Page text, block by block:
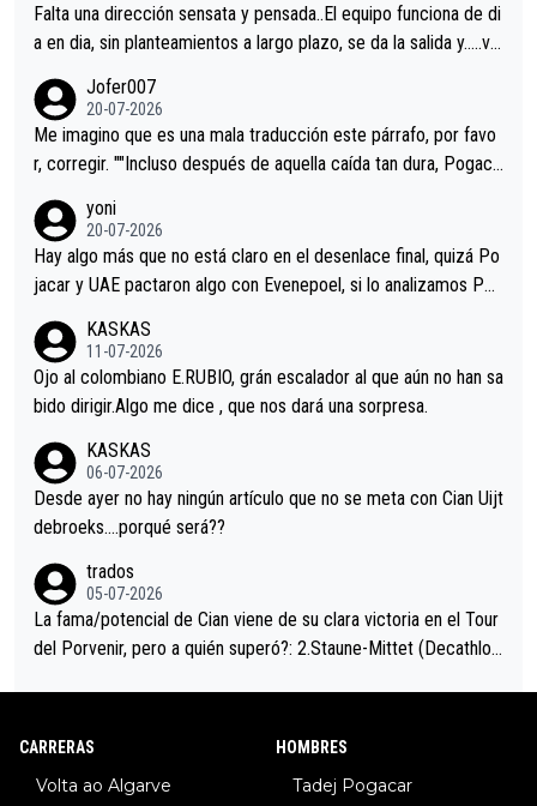
Falta una dirección sensata y pensada..El equipo funciona de di
a en dia, sin planteamientos a largo plazo, se da la salida y…..ve
Minguez, Velez etc etc.Me da pena vivir estos momentos tan
tristes sin victorias.
Jofer007
20-07-2026
Me imagino que es una mala traducción este párrafo, por favo
r, corregir. ""Incluso después de aquella caída tan dura, Pogaca
permaneció pegado a su rueda. Parecía increíble la forma en l
a que era capaz de controlar el miedo", recordó."
yoni
20-07-2026
Hay algo más que no está claro en el desenlace final, quizá Po
jacar y UAE pactaron algo con Evenepoel, si lo analizamos Poj
i sin pedalear, luego está el saludo con Evenepoel dándose la
mano de una manera muy fraternal, más allá de los típicos toqu
es en el hombro con que saludaba a Vingegard. Ahí hubo una in
eta, a ver si por querer poner a Del Toro con calzador en posi
ción de podio UAE y Pojacar se van complicar el tour.
KASKAS
11-07-2026
Ojo al colombiano E.RUBIO, grán escalador al que aún no han sa
bido dirigir.Algo me dice , que nos dará una sorpresa.
KASKAS
06-07-2026
Desde ayer no hay ningún artículo que no se meta con Cian Uijt
debroeks….porqué será??
trados
05-07-2026
La fama/potencial de Cian viene de su clara victoria en el Tour
del Porvenir, pero a quién superó?: 2.Staune-Mittet (Decathlon,
8.Lenny Martinez (Bahrein), 9. Van Belle (Visma), 10. Vacek (Li
CARRERAS
Volta ao Algarve
HOMBRES
Tadej Pogacar